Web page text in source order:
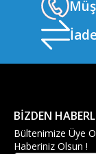
BİZDEN
Bültenimize Üye
Haberiniz Olsun !